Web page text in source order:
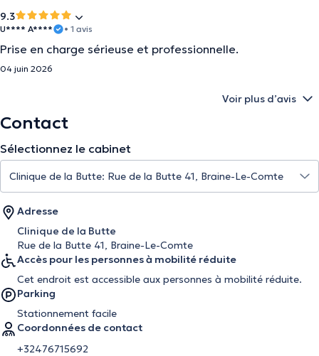
9.3
U**** A**** • 1 avis
Prise en charge sérieuse et professionnelle.
04 juin 2026
Voir plus d’avis
Contact
Sélectionnez le cabinet
Adresse
Clinique de la Butte
Rue de la Butte 41, Braine-Le-Comte
Accès pour les personnes à mobilité réduite
Cet endroit est accessible aux personnes à mobilité réduite.
Parking
Stationnement facile
Coordonnées de contact
+32476715692